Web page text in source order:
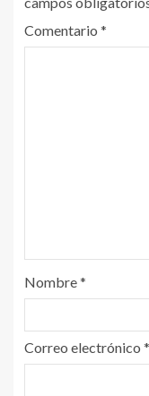
Comentario *
Nombre*
Correo electrónico *